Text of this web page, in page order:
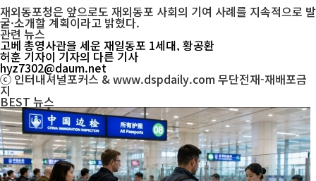
재외동포청은 앞으로도 재외동포 사회의 기여 사례를 지속적으로 발
굴·소개할 계획이라고 밝혔다.
관련 뉴스
고베 총영사관을 세운 재일동포 1세대, 황공환
허훈 기자이 기자의 다른 기사
hyz7302@daum.net
ⓒ 인터내셔널포커스 & www.dspdaily.com 무단전재-재배포금
지
BEST 뉴스